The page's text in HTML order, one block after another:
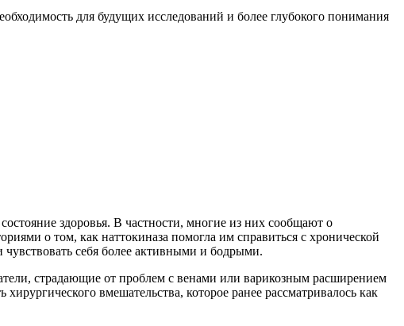
для будущих исследований и более глубокого понимания
здоровья. В частности, многие из них сообщают о
о том, как наттокиназа помогла им справиться с хронической
чувствовать себя более активными и бодрыми.
страдающие от проблем с венами или варикозным расширением
вмешательства, которое ранее рассматривалось как